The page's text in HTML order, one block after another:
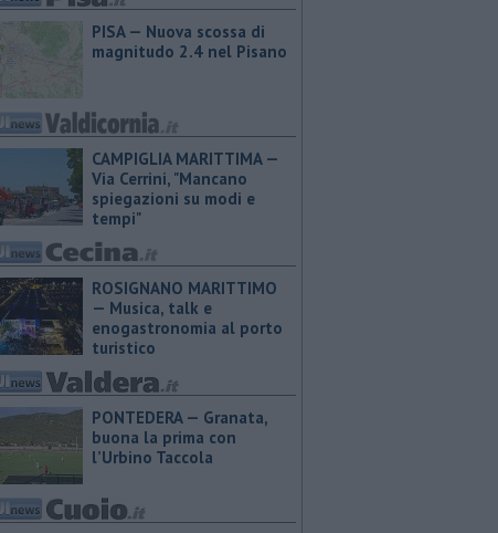
PISA — Nuova scossa di
magnitudo 2.4 nel Pisano
CAMPIGLIA MARITTIMA —
Via Cerrini, "Mancano
spiegazioni su modi e
tempi"
ROSIGNANO MARITTIMO
— Musica, talk e
enogastronomia al porto
turistico
PONTEDERA — ​Granata,
buona la prima con
l’Urbino Taccola